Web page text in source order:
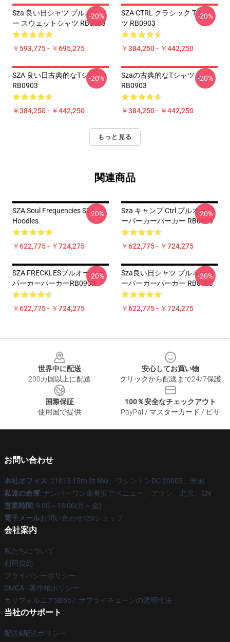
Sza 良い日シャツ プルオーバ
ー スウェットシャツ RB0903
￥593,775 - ￥695,275
-20%
SZA CTRL クラシック T シャ
ツ RB0903
￥384,250 - ￥442,250
-20%
SZA 良い日古典的なTシャツ
RB0903
￥384,250 - ￥442,250
-20%
Szaの古典的なTシャツ
RB0903
￥384,250 - ￥442,250
-20%
もっと見る
関連商品
SZA Soul Frequencies SZA
Hoodies
￥622,775 - ￥724,275
-20%
Sza キャンプ Ctrl プルオーバ
ーパーカーパーカー RB0903
￥622,775 - ￥724,275
-20%
SZA FRECKLESプルオーバー
パーカーパーカーRB0903
￥622,775 - ￥724,275
-20%
Sza良い日シャツ プルオーバ
ーパーカーパーカー RB0903
￥622,775 - ￥724,275
-20%
世界中に配送
200カ国以上に配送
安心してお買い物
クリックから配送まで24/7保護
国際保証
使用国で提供
100％安全なチェックアウト
PayPal / マスターカード / ビザ
お問い合わせ
本社オフィス: 21015 15th St NW、ワシントンDC 20005、米国
私達の倉庫: ナンバーワン東長安アベニュー、アツシ、北京、CN
営業時間: 9:00～18:00(月～金)
電子メールお問い合わせszaショップ
会社案内
私たちについて
利用規約
プライバシーポリシー
DMCA - 著作権ポリシー
カリフォルニアSB657: サプライチェーンの透明性法
当社のサポート
配送&配送ポリシー